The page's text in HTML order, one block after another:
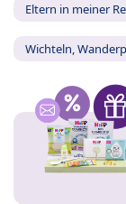
Eltern in meiner
Wichteln,